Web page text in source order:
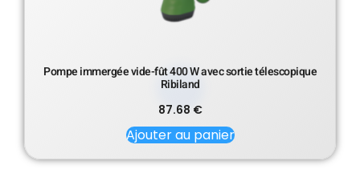
Pompe immergée vide-fût 400 W avec sortie télescopique
Ribiland
87.68 €
Ajouter au panier